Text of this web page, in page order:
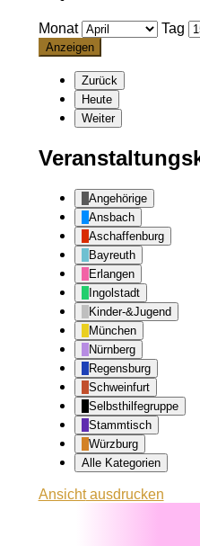
Monat Tag
Zurück
Heute
Weiter
Angehörige
Ansbach
Aschaffenburg
Bayreuth
Erlangen
Ingolstadt
Kinder-&Jugend
München
Nürnberg
Regensburg
Schweinfurt
Selbsthilfegruppe
Stammtisch
Würzburg
Alle Kategorien
Ansichtausdrucken